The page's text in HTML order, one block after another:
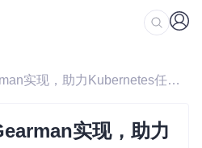
/ G2：现代化的Gearman实现，助力Kubernetes任务调度
实现，助力